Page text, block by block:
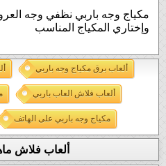
مكياج وجه باربي نظفي وجه
وإختاري المكياج المناسب
ألعاب برق مكياج وجه باربي
ألعاب فلاش العاب باربي
مكياج وجه باربي على الهاتف
ألعاب فلاش